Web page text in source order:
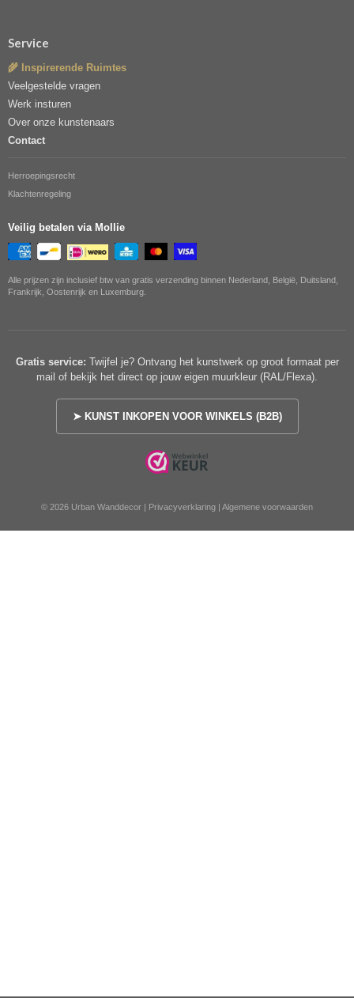
Service
🌾 Inspirerende Ruimtes
Veelgestelde vragen
Werk insturen
Over onze kunstenaars
Contact
Herroepingsrecht
Klachtenregeling
Veilig betalen via Mollie
Alle prijzen zijn inclusief btw van gratis verzending binnen Nederland, België, Duitsland,
Frankrijk, Oostenrijk en Luxemburg.
Gratis service: Twijfel je? Ontvang het kunstwerk op groot formaat per
mail of bekijk het direct op jouw eigen muurkleur (RAL/Flexa).
➤ KUNST INKOPEN VOOR WINKELS (B2B)
© 2026 Urban Wanddecor | Privacyverklaring | Algemene voorwaarden